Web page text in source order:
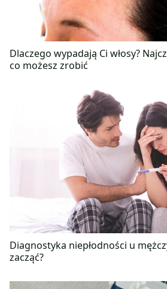
Dlaczego wypadają Ci włosy?
co możesz zrobić
Diagnostyka niepłodności u
zacząć?